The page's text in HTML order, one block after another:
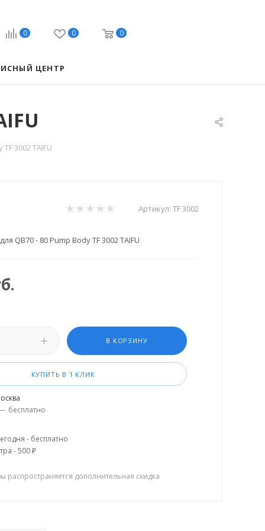
0 0 0
ЦЕНТР
3002 TAIFU
Артикул: TF 3002
QB70 - 80 Pump Body TF 3002 TAIFU
В КОРЗИНУ
КУПИТЬ В 1 КЛИК
бесплатно
- бесплатно
- 500 ₽
распространяется дополнительная скидка